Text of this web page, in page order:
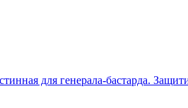
для генерала-бастарда.